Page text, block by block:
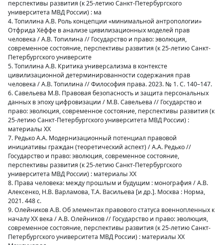
перспективы развития (к 25-летию Санкт-Петербургского
университета МВД России) : ма
4. Топилина А.В. Роль концепции «минимальной антропологии»
Отфрида Хёффе в анализе цивилизационных моделей прав
человека / А.В. Топилина // Государство и право: эволюция,
современное состояние, перспективы развития (к 25-летию Санкт-
Петербургского университе
5. Топилина А.В. Критика универсализма в контексте
цивилизационной детерминированности содержания прав
человека / А.В. Топилина // Философия права. 2023. № 1. С. 140–147.
6. Савельева М.В. Правовая безопасность и защита персональных
данных в эпоху цифровизации / М.В. Савельева // Государство и
право: эволюция, современное состояние, перспективы развития (к
25-летию Санкт-Петербургского университета МВД России) :
материалы XX
7. Редько А.А. Модернизационный потенциал правовой
инициативы граждан (теоретический аспект) / А.А. Редько //
Государство и право: эволюция, современное состояние,
перспективы развития (к 25-летию Санкт-Петербургского
университета МВД России) : материалы XX
8. Права человека: между прошлым и будущим : монография / А.В.
Алексенко, Н.В. Варламова, Т.А. Васильева [и др.]. Москва : Норма,
2021. 448 с.
9. Олейников А.В. Об элементах правового статуса военнопленных к
началу XX века / А.В. Олейников // Государство и право: эволюция,
современное состояние, перспективы развития (к 25-летию Санкт-
Петербургского университета МВД России) : материалы XX